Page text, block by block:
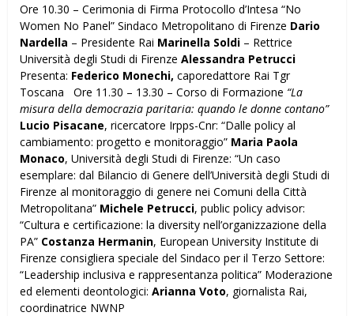
Ore 10.30 – Cerimonia di Firma Protocollo d’Intesa “No
Women No Panel” Sindaco Metropolitano di Firenze Dario
Nardella – Presidente Rai Marinella Soldi – Rettrice
Università degli Studi di Firenze Alessandra Petrucci
Presenta: Federico Monechi, caporedattore Rai Tgr
Toscana Ore 11.30 – 13.30 – Corso di Formazione “La
misura della democrazia paritaria: quando le donne contano”
Lucio Pisacane, ricercatore Irpps-Cnr: “Dalle policy al
cambiamento: progetto e monitoraggio” Maria Paola
Monaco, Università degli Studi di Firenze: “Un caso
esemplare: dal Bilancio di Genere dell’Università degli Studi di
Firenze al monitoraggio di genere nei Comuni della Città
Metropolitana” Michele Petrucci, public policy advisor:
“Cultura e certificazione: la diversity nell’organizzazione della
PA” Costanza Hermanin, European University Institute di
Firenze consigliera speciale del Sindaco per il Terzo Settore:
“Leadership inclusiva e rappresentanza politica” Moderazione
ed elementi deontologici: Arianna Voto, giornalista Rai,
coordinatrice NWNP